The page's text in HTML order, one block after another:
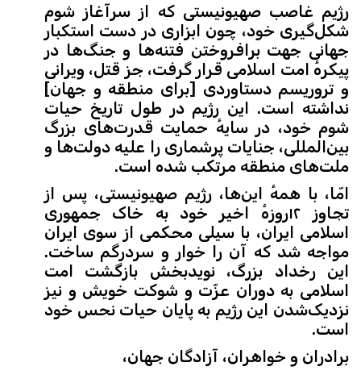
رژیم غاصب صهیونیستی که از سرآغاز شوم
شکل‌گیری خود، چون ابزاری در دست استکبار
جهانی جهت برافروختن فتنه‌ها و جنگ‌ها در
پیکرهٔ امت اسلامی قرار گرفت، جز قتل، ویرانی
و تروریسم دستاوردی [برای منطقه و جهان]
نداشته است. این رژیم در طول تاریخ حیات
شوم خود، در سایهٔ حمایت‌ قدرت‌های بزرگ
بین‌المللی، جنایات پرشماری را علیه دولت‌ها و
ملت‌های منطقه مرتکب شده است.
امّا، با همهٔ این‌ها، رژیم صهیونیستی، پس از
تجاوز ۱۲روزهٔ اخیر خود به خاک جمهوری
اسلامی ایران، با سیلی محکمی از سوی ایران
مواجه شد که آن را خوار و سردرگم ساخت.
این رخداد بزرگ، نویدبخش بازگشت امت
اسلامی به دوران عزّت و شوکت خویش و نیز
نزدیک‌شدن این رژیم به پایان حیات نحس خود
است.
برادران و خواهران، آزادگان جهان،